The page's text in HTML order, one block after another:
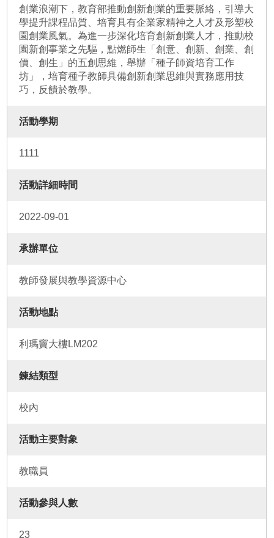
創業浪潮下，教育部推動創新創業的重要脈絡，引導大
學提升課程品質、培育具有企業家精神之人才及形塑校
園創業風氣。為進一步深化培育創新創業人才，推動校
園新創事業之先驅，點燃師生「創意、創新、創業、創
價、創生」的五創思維，舉辦「種子師資培育工作
坊」，培育種子教師具備創新創業思維與實務應用技
巧，反饋於教學。
活動學期
1111
活動詳細時間
2022-09-01
承辦單位
教師發展與教學資源中心
活動地點
利瑪竇大樓LM202
鍊結類型
校內
活動主要對象
教職員
活動參與人數
23